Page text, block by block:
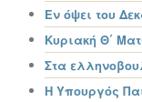
Εν όψει του
Κυριακή Θ΄
Στα
Η Υπουργός